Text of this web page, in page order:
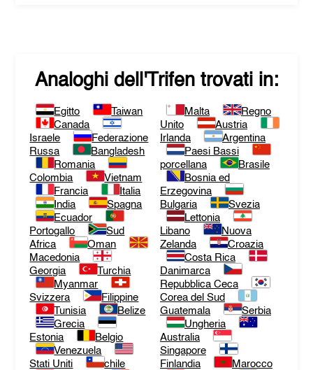
Analoghi dell'Trifentrovati in:
Egitto
Taiwan
Canada
Israele
Federazione
Russa
Bangladesh
Romania
Colombia
Vietnam
Francia
Italia
India
Spagna
Ecuador
Portogallo
Sud
Africa
Oman
Macedonia
Georgia
Turchia
Myanmar
Svizzera
Filippine
Tunisia
Belize
Grecia
Estonia
Belgio
Venezuela
Stati Uniti
chile
Malta
Regno
Unito
Austria
Irlanda
Argentina
Paesi Bassi
porcellana
Brasile
Bosnia ed
Erzegovina
Bulgaria
Svezia
Lettonia
Libano
Nuova
Zelanda
Croazia
Costa Rica
Danimarca
Repubblica Ceca
Corea del Sud
Guatemala
Serbia
Ungheria
Australia
Singapore
Finlandia
Marocco